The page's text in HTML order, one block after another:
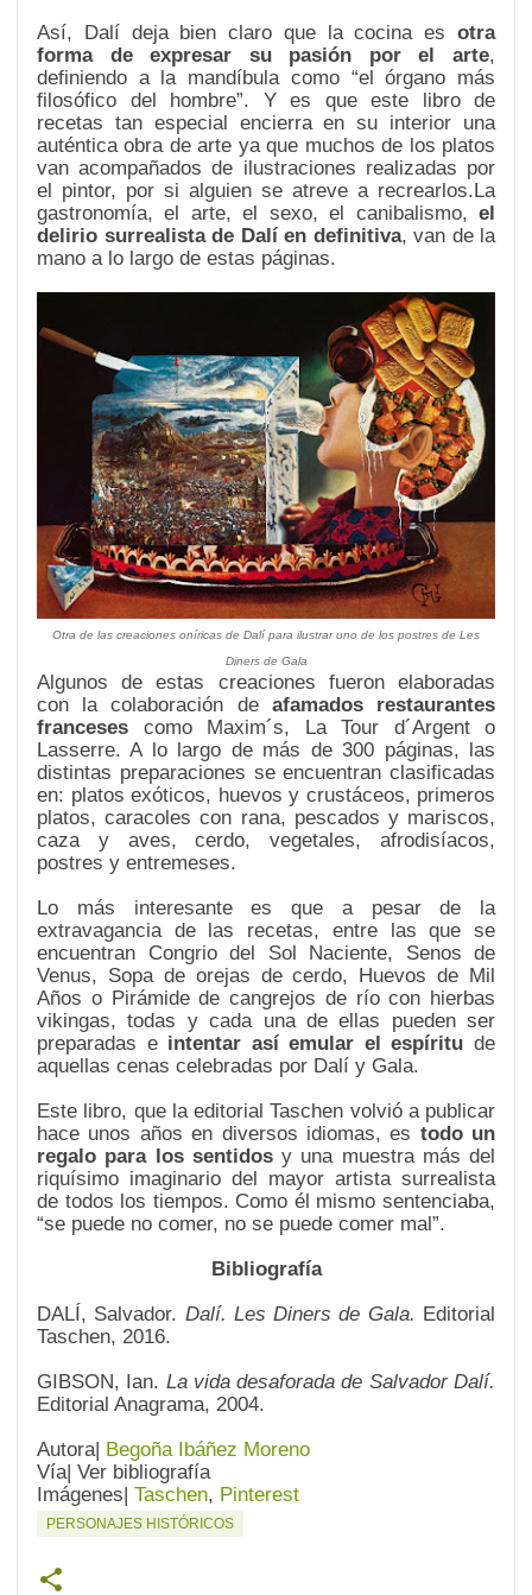
Así, Dalí deja bien claro que la cocina es otra
forma de expresar su pasión por el arte,
definiendo a la mandíbula como “el órgano más
filosófico del hombre”. Y es que este libro de
recetas tan especial encierra en su interior una
auténtica obra de arte ya que muchos de los platos
van acompañados de ilustraciones realizadas por
el pintor, por si alguien se atreve a recrearlos.La
gastronomía, el arte, el sexo, el canibalismo, el
delirio surrealista de Dalí en definitiva, van de la
mano a lo largo de estas páginas.
Otra de las creaciones oníricas de Dalí para ilustrar uno de los postres de Les
Diners de Gala
Algunos de estas creaciones fueron elaboradas
con la colaboración de afamados restaurantes
franceses como Maxim´s, La Tour d´Argent o
Lasserre. A lo largo de más de 300 páginas, las
distintas preparaciones se encuentran clasificadas
en: platos exóticos, huevos y crustáceos, primeros
platos, caracoles con rana, pescados y mariscos,
caza y aves, cerdo, vegetales, afrodisíacos,
postres y entremeses.
Lo más interesante es que a pesar de la
extravagancia de las recetas, entre las que se
encuentran Congrio del Sol Naciente, Senos de
Venus, Sopa de orejas de cerdo, Huevos de Mil
Años o Pirámide de cangrejos de río con hierbas
vikingas, todas y cada una de ellas pueden ser
preparadas e intentar así emular el espíritu de
aquellas cenas celebradas por Dalí y Gala.
Este libro, que la editorial Taschen volvió a publicar
hace unos años en diversos idiomas, es todo un
regalo para los sentidosy una muestra más del
riquísimo imaginario del mayor artista surrealista
de todos los tiempos. Como él mismo sentenciaba,
“se puede no comer, no se puede comer mal”.
Bibliografía
DALÍ, Salvador. Dalí. Les Diners de Gala. Editorial
Taschen, 2016.
GIBSON, Ian. La vida desaforada de Salvador Dalí.
Editorial Anagrama, 2004.
Autora| Begoña Ibáñez Moreno
Vía| Ver bibliografía
Imágenes| Taschen, Pinterest
PERSONAJES HISTÓRICOS